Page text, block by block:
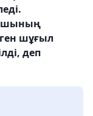
шұғыл
деп